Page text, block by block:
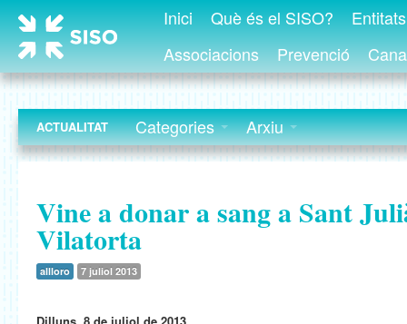
Inici Què és el SISO?
Associacions
Prevenció
ACTUALITAT Categories Arxiu
Vine a donar a sang a Sant
Vilatorta
allloro 7 juliol 2013